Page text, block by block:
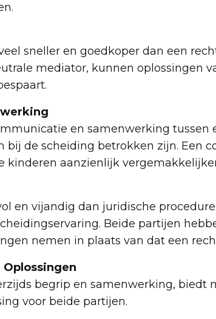
sneller en goedkoper dan een
mediator, kunnen oplossingen
en samenwerking tussen
de scheiding betrokken zijn. Een
kinderen aanzienlijk
en vijandig dan juridische
Beide partijen
nemen in plaats van dat een
begrip en samenwerking, biedt
voor beide partijen.